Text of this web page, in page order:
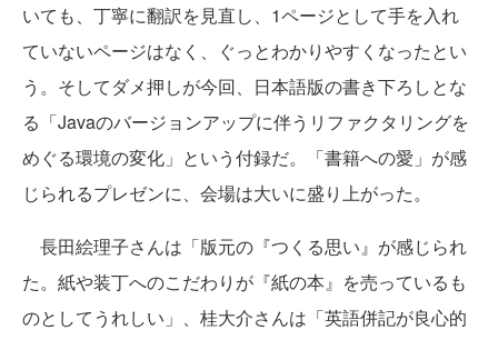
いても、丁寧に翻訳を見直し、1ページとして手を入れ
ていないページはなく、ぐっとわかりやすくなったとい
う。そしてダメ押しが今回、日本語版の書き下ろしとな
る「Javaのバージョンアップに伴うリファクタリングを
めぐる環境の変化」という付録だ。「書籍への愛」が感
じられるプレゼンに、会場は大いに盛り上がった。
長田絵理子さんは「版元の『つくる思い』が感じられ
た。紙や装丁へのこだわりが『紙の本』を売っているも
のとしてうれしい」、桂大介さんは「英語併記が良心的